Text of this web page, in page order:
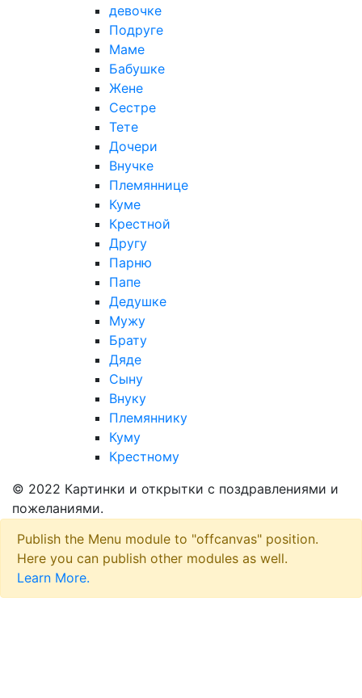
девочке
Подруге
Маме
Бабушке
Жене
Сестре
Тете
Дочери
Внучке
Племяннице
Куме
Крестной
Другу
Парню
Папе
Дедушке
Мужу
Брату
Дяде
Сыну
Внуку
Племяннику
Куму
Крестному
© 2022 Картинки и открытки с поздравлениями и
пожеланиями.
Publish the Menu module to "offcanvas" position.
Here you can publish other modules as well.
Learn More.